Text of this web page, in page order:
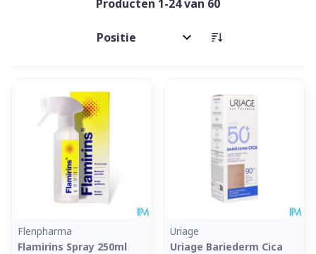
Producten 1-24van 60
Sorteer op:
Flenpharma
Flamirins Spray 250ml
Uriage
Uriage Bariederm Cica